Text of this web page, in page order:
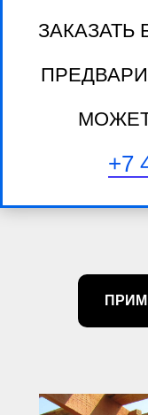
ЗАКАЗАТЬ
+7